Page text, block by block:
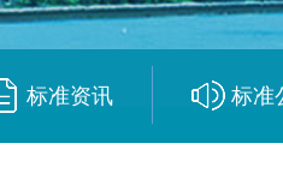
标准资讯 标准